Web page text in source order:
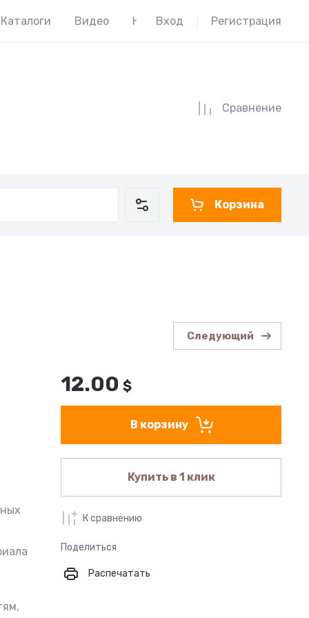
Каталоги Видео Наши торговые марки
Вход Регистрация
Сравнение
Корзина
Следующий
12.00 $
В корзину
Купить в 1 клик
К сравнению
Поделиться
Распечатать